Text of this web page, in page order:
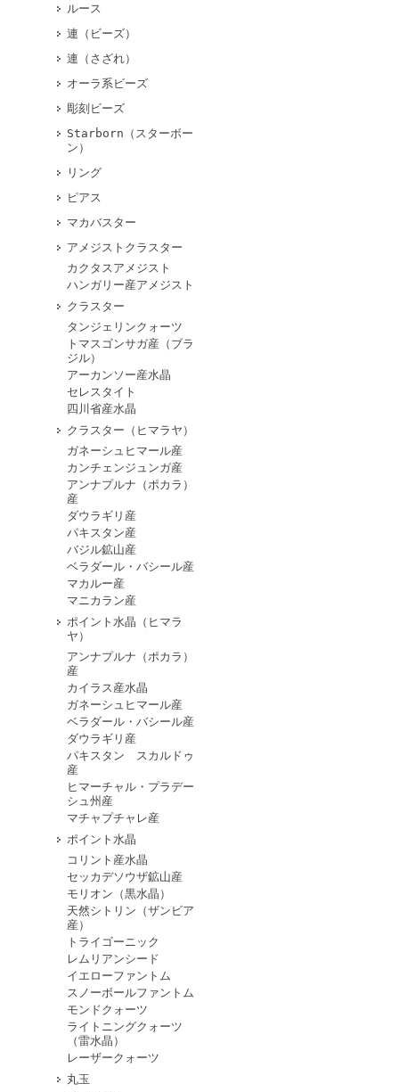
ルース
連（ビーズ）
連（さざれ）
オーラ系ビーズ
彫刻ビーズ
Starborn（スターボー
ン）
リング
ピアス
マカバスター
アメジストクラスター
カクタスアメジスト
ハンガリー産アメジスト
クラスター
タンジェリンクォーツ
トマスゴンサガ産（ブラ
ジル）
アーカンソー産水晶
セレスタイト
四川省産水晶
クラスター（ヒマラヤ）
ガネーシュヒマール産
カンチェンジュンガ産
アンナプルナ（ポカラ）
産
ダウラギリ産
パキスタン産
バジル鉱山産
ベラダール・バシール産
マカルー産
マニカラン産
ポイント水晶（ヒマラ
ヤ）
アンナプルナ（ポカラ）
産
カイラス産水晶
ガネーシュヒマール産
ベラダール・バシール産
ダウラギリ産
パキスタン スカルドゥ
産
ヒマーチャル・プラデー
シュ州産
マチャプチャレ産
ポイント水晶
コリント産水晶
セッカデソウザ鉱山産
モリオン（黒水晶）
天然シトリン（ザンビア
産）
トライゴーニック
レムリアンシード
イエローファントム
スノーボールファントム
モンドクォーツ
ライトニングクォーツ
（雷水晶）
レーザークォーツ
丸玉